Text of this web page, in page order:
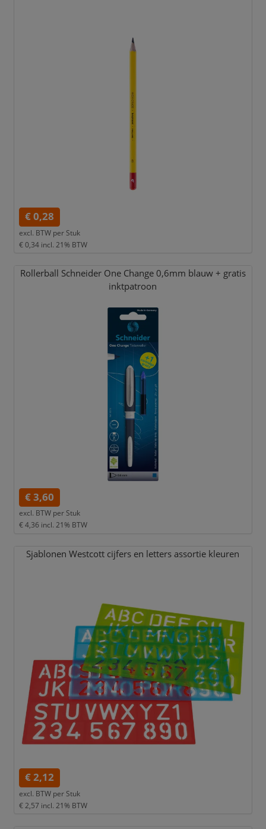
€ 0,28
excl. BTW per Stuk
€ 0,34 incl. 21% BTW
Rollerball Schneider One Change 0,6mm blauw + gratis
inktpatroon
€ 3,60
excl. BTW per Stuk
€ 4,36 incl. 21% BTW
Sjablonen Westcott cijfers en letters assortie kleuren
€ 2,12
excl. BTW per Stuk
€ 2,57 incl. 21% BTW